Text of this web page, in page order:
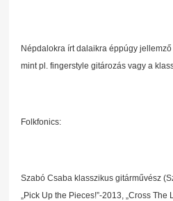
Népdalokra írt dalaikra éppúgy
mint pl. fingerstyle gitározás vagy a
Folkfonics:
Szabó Csaba klasszikus gitárművész
„Pick Up the Pieces!”-2013, „Cross The